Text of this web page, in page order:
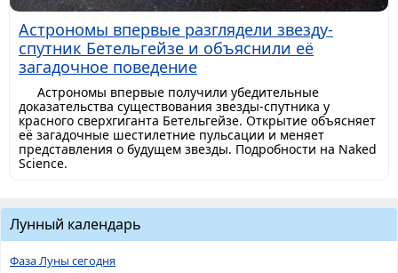
Астрономы впервые разглядели звезду-
спутник Бетельгейзе и объяснили её
загадочное поведение
Астрономы впервые получили убедительные
доказательства существования звезды-спутника у
красного сверхгиганта Бетельгейзе. Открытие объясняет
её загадочные шестилетние пульсации и меняет
представления о будущем звезды. Подробности на Naked
Science.
Лунный календарь
Фаза Луны сегодня